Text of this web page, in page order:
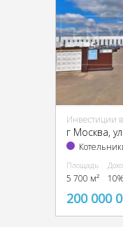
Инвестиции
Площадь
5 700 м² 10%
200 000